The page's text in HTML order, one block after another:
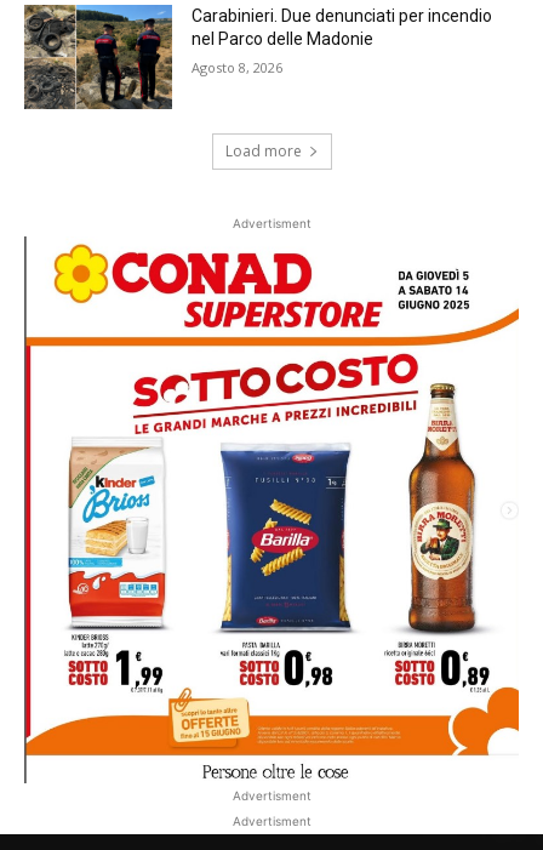
Carabinieri. Due denunciati per incendio
nel Parco delle Madonie
Agosto 8, 2026
Load more
Advertisment
Advertisment
Advertisment